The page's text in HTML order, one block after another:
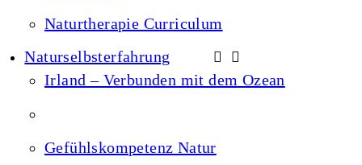
Naturtherapie Curriculum
Naturselbsterfahrung
Irland – Verbunden mit dem Ozean
Gefühlskompetenz Natur